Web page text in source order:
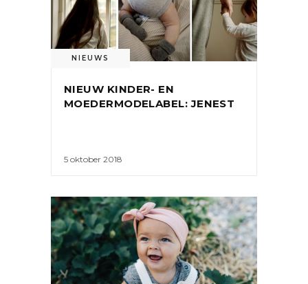
NIEUWS
NIEUW KINDER- EN
MOEDERMODELABEL: JENEST
5 oktober 2018